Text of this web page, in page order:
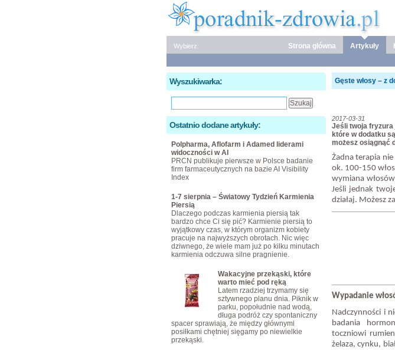
Wybierz: Strona główna Artykuły
Gęste włosy – z
2017-03-31
Jeśli twoja fryzura
które w dodatku
możesz osiągnąć
Żadna terapia
ok. 100-150
wymiana
Jeśli jednak
działaj. Możesz
Wypadanie
Nadczynności i
badania
toczniowi
żelaza, cynku,
Wyszukiwarka:
Ostatnio dodane artykuły:
Polpharma, Aflofarm i Adamed liderami
widoczności w AI
PRCN publikuje pierwsze w Polsce badanie
firm farmaceutycznych na bazie AI Visibility
Index
1-7 sierpnia – Światowy Tydzień Karmienia
Piersią
Dlaczego podczas karmienia piersią tak
bardzo chce Ci się pić? Karmienie piersią to
wyjątkowy czas, w którym organizm kobiety
pracuje na najwyższych obrotach. Nic więc
dziwnego, że wiele mam już po kilku minutach
karmienia odczuwa silne pragnienie.
Wakacyjne przekąski, które
warto mieć pod ręką
Latem rzadziej trzymamy się
sztywnego planu dnia. Piknik w
parku, popołudnie nad wodą,
długa podróż czy spontaniczny
spacer sprawiają, że między głównymi
posiłkami chętniej sięgamy po niewielkie
przekąski.